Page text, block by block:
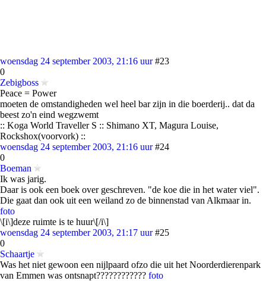
woensdag 24 september 2003, 21:16 uur #23
0
Zebigboss
Peace = Power
moeten de omstandigheden wel heel bar zijn in die boerderij.. dat da
beest zo'n eind wegzwemt
:: Koga World Traveller S :: Shimano XT, Magura Louise,
Rockshox(voorvork) ::
woensdag 24 september 2003, 21:16 uur #24
0
Boeman
Ik was jarig.
Daar is ook een boek over geschreven. "de koe die in het water viel".
Die gaat dan ook uit een weiland zo de binnenstad van Alkmaar in.
foto
\[i\]deze ruimte is te huur\[/i\]
woensdag 24 september 2003, 21:17 uur #25
0
Schaartje
Was het niet gewoon een nijlpaard ofzo die uit het Noorderdierenpark
van Emmen was ontsnapt???????????? foto